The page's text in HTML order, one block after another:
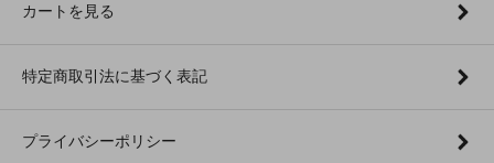
カートを見る
特定商取引法に基づく表記
プライバシーポリシー